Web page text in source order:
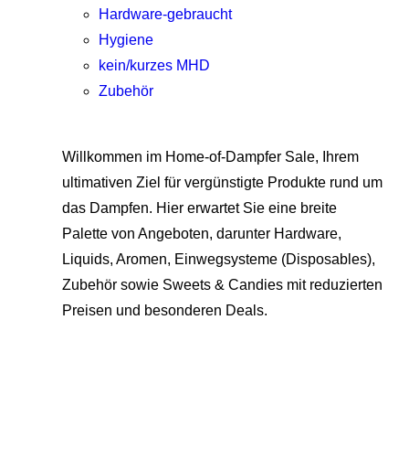
Hardware-gebraucht
Hygiene
kein/kurzes MHD
Zubehör
Willkommen im Home-of-Dampfer Sale, Ihrem
ultimativen Ziel für vergünstigte Produkte rund um
das Dampfen. Hier erwartet Sie eine breite
Palette von Angeboten, darunter Hardware,
Liquids, Aromen, Einwegsysteme (Disposables),
Zubehör sowie Sweets & Candies mit reduzierten
Preisen und besonderen Deals.